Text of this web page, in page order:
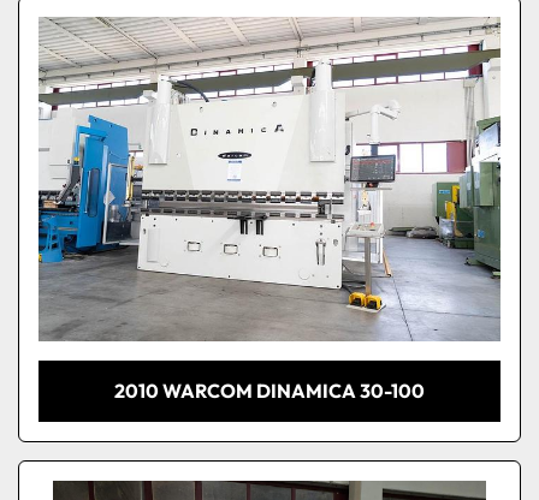
2010 WARCOM DINAMICA 30-100